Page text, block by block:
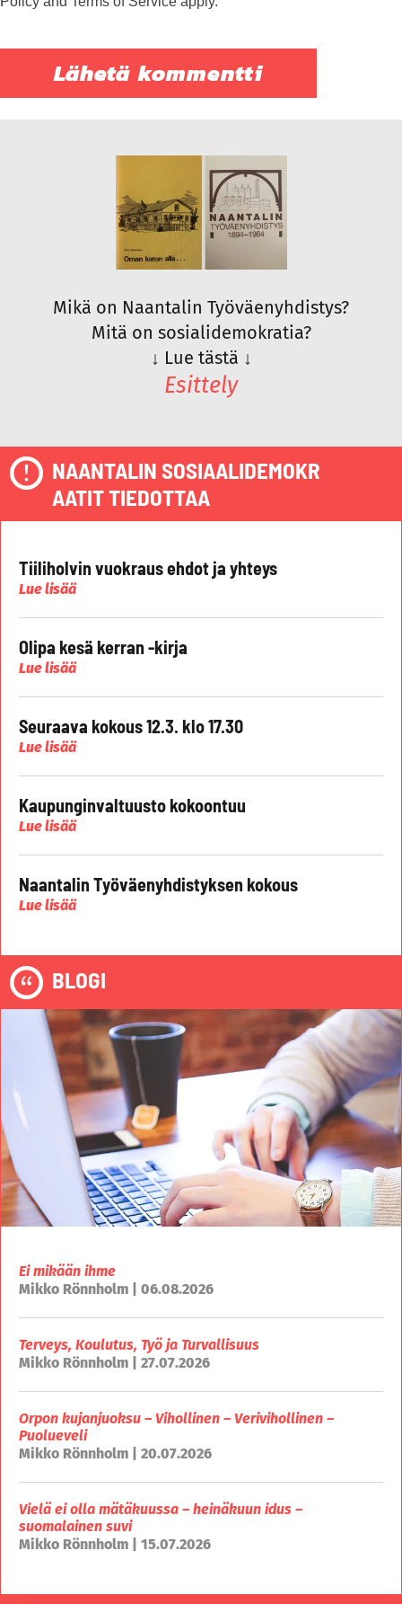
Mikä on Naantalin Työväenyhdistys?
Mitä on sosialidemokratia?
↓ Lue tästä ↓
Esittely
NAANTALIN SOSIAALIDEMOKR
AATIT TIEDOTTAA
Tiiliholvin vuokraus ehdot ja yhteys
Lue lisää
Olipa kesä kerran -kirja
Lue lisää
Seuraava kokous 12.3. klo 17.30
Lue lisää
Kaupunginvaltuusto kokoontuu
Lue lisää
Naantalin Työväenyhdistyksen kokous
Lue lisää
BLOGI
Ei mikään ihme
Mikko Rönnholm | 06.08.2026
Terveys, Koulutus, Työ ja Turvallisuus
Mikko Rönnholm | 27.07.2026
Orpon kujanjuoksu – Vihollinen – Verivihollinen –
Puolueveli
Mikko Rönnholm | 20.07.2026
Vielä ei olla mätäkuussa – heinäkuun idus –
suomalainen suvi
Mikko Rönnholm | 15.07.2026